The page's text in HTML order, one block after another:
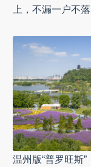
上，不漏一户不
温州版“普罗旺斯